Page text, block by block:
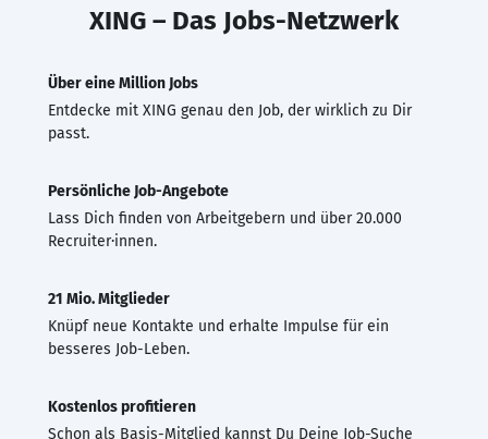
XING – Das Jobs-Netzwerk
Über eine Million Jobs
Entdecke mit XING genau den Job, der wirklich zu Dir
passt.
Persönliche Job-Angebote
Lass Dich finden von Arbeitgebern und über 20.000
Recruiter·innen.
21 Mio. Mitglieder
Knüpf neue Kontakte und erhalte Impulse für ein
besseres Job-Leben.
Kostenlos profitieren
Schon als Basis-Mitglied kannst Du Deine Job-Suche